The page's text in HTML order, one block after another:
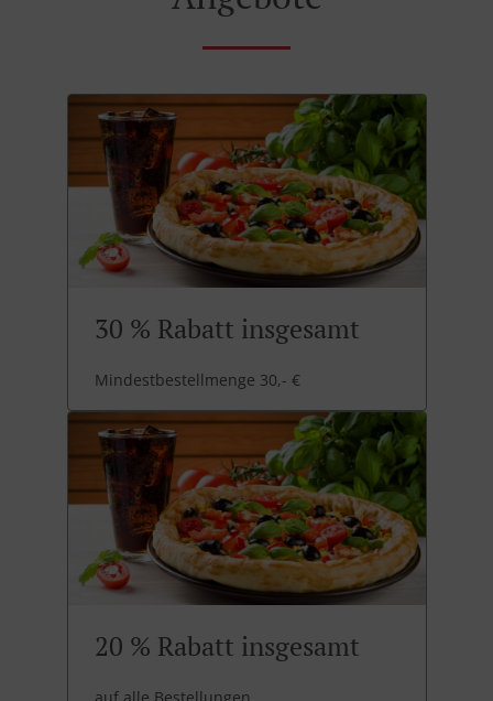
30 % Rabatt insgesamt
Mindestbestellmenge 30,- €
20 % Rabatt insgesamt